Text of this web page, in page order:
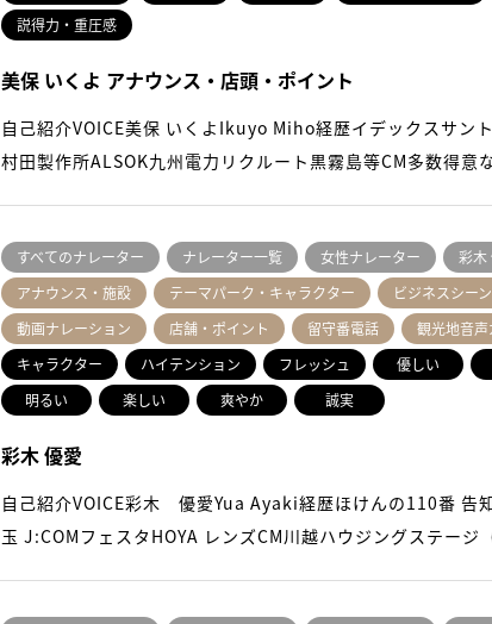
説得力・重圧感
美保 いくよ アナウンス・店頭・ポイント
自己紹介VOICE美保 いくよIkuyo Miho経歴イデックスサン
村田製作所ALSOK九州電力リクルート黒霧島等CM多数得意
すべてのナレーター ナレーター一覧 女性ナレーター
彩木
アナウンス・施設
テーマパーク・キャラクター
ビジネスシーン
動画ナレーション
店舗・ポイント 留守番電話
観光地音声
キャラクター
ハイテンション フレッシュ 優しい
明るい
楽しい 爽やか 誠実
彩木 優愛
自己紹介VOICE彩木 優愛Yua Ayaki経歴ほけんの110番 告
玉 J:COMフェスタHOYA レンズCM川越ハウジングステージ